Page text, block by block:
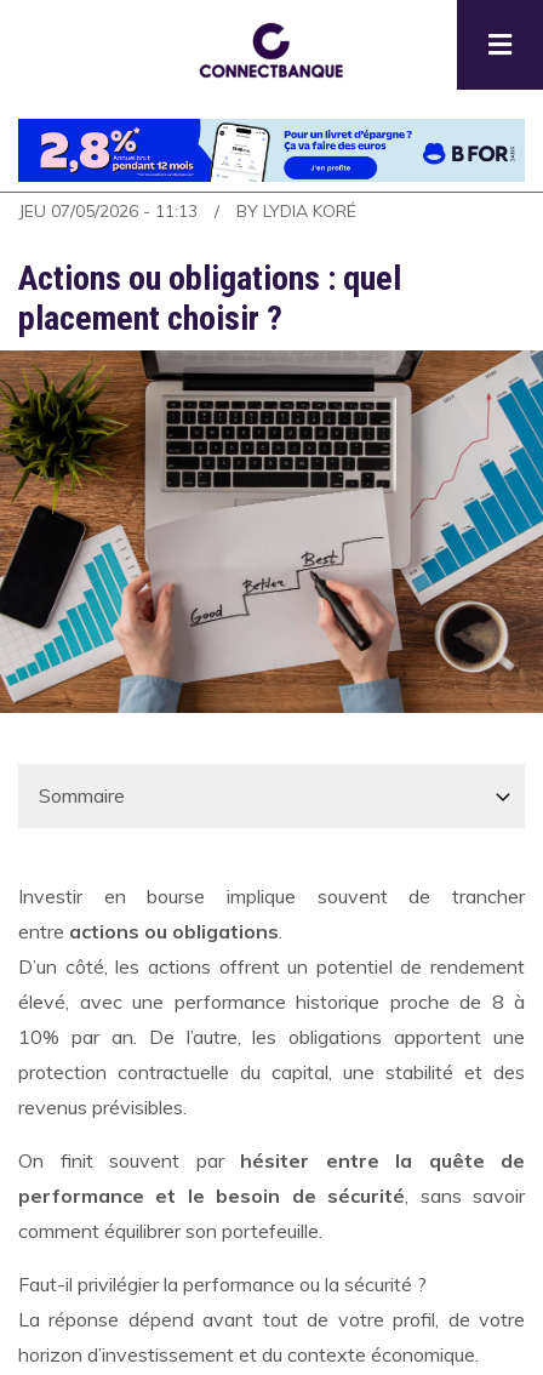
principal
JEU 07/05/2026 - 11:13 BY LYDIA KORÉ
Actions ou obligations : quel
placement choisir ?
Investir en bourse implique souvent de trancher
entre actions ou obligations
D’un côté, les actions offrent un potentiel de rendement
élevé, avec une performance historique proche de 8 à
10% par an. De l’autre, les obligations apportent une
protection contractuelle du capital, une stabilité et des
revenus prévisibles.
On finit souvent par hésiter entre la quête de
performance et le besoin de sécurité , sans savoir
comment équilibrer son portefeuille.
Faut-il privilégier la performance ou la sécurité ?
La réponse dépend avant tout de votre profil, de votre
horizon d’investissement et du contexte économique.